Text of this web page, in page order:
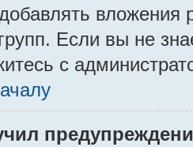
вложения
Если вы не
с